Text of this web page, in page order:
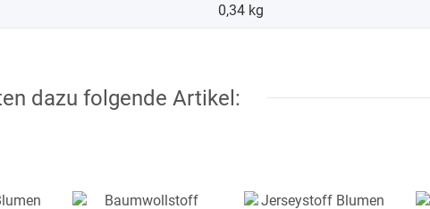
0,34 kg
dazu folgende Artikel: